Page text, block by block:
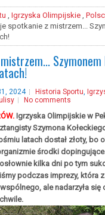
, Igrzyska Olimpijskie ,
spotkanie z mistrzem...
Szymonem
2024 Historia Sportu,
No comments
Igrzyska Olimpijskie w
Szymona
latach dostał złoty, bo
środki
kilka dni po tym
podczas imprezy, która
ale nadarzyła się